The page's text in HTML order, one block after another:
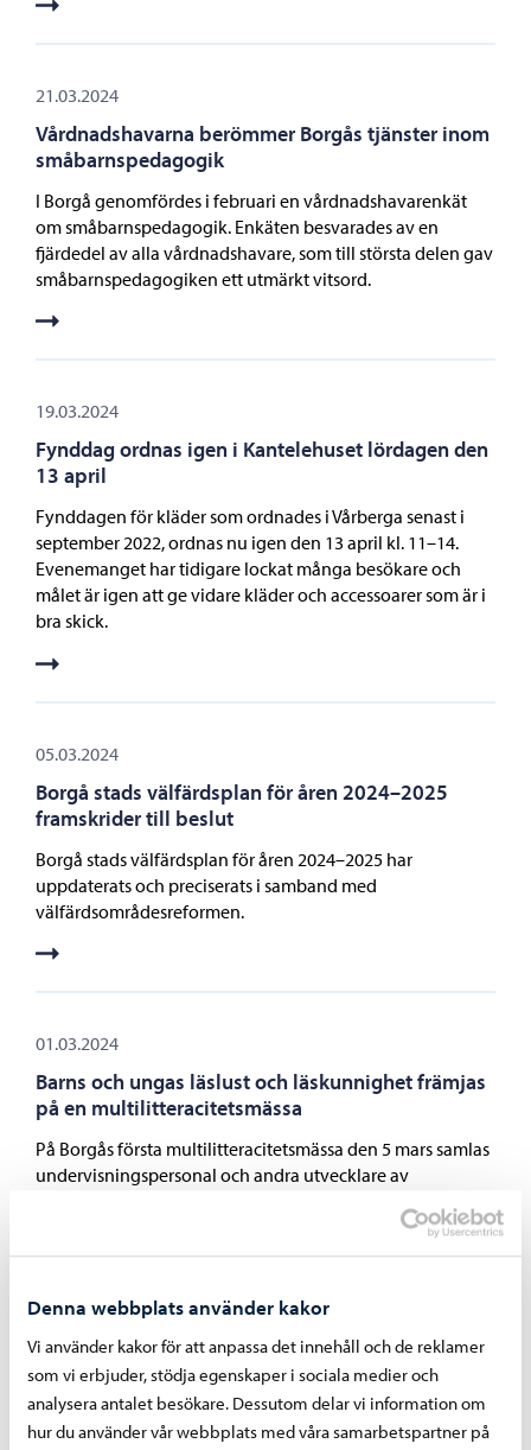
Denna webbplats använder kakor
Vi använder kakor för att anpassa det innehåll och de reklamer
som vi erbjuder, stödja egenskaper i sociala medier och
analysera antalet besökare. Dessutom delar vi information om
hur du använder vår webbplats med våra samarbetspartner på
21.03.2024
Vårdnadshavarna berömmer Borgås tjänster inom
småbarnspedagogik
I Borgå genomfördes i februari en vårdnadshavarenkät
om småbarnspedagogik. Enkäten besvarades av en
fjärdedel av alla vårdnadshavare, som till största delen gav
småbarnspedagogiken ett utmärkt vitsord.
19.03.2024
Fynddag ordnas igen i Kantelehuset lördagen den
13 april
Fynddagen för kläder som ordnades i Vårberga senast i
september 2022, ordnas nu igen den 13 april kl. 11–14.
Evenemanget har tidigare lockat många besökare och
målet är igen att ge vidare kläder och accessoarer som är i
bra skick.
05.03.2024
Borgå stads välfärdsplan för åren 2024–2025
framskrider till beslut
Borgå stads välfärdsplan för åren 2024–2025 har
uppdaterats och preciserats i samband med
välfärdsområdesreformen.
01.03.2024
Barns och ungas läslust och läskunnighet främjas
på en multilitteracitetsmässa
På Borgås första multilitteracitetsmässa den 5 mars samlas
undervisningspersonal och andra utvecklare av
och utbilda sig om läskunnighet, läsning och hur man
väcker intresset för läsning. På mässan hålls också
om läsningens inverkan för hjärnans välbefinnande.
15.02.2024